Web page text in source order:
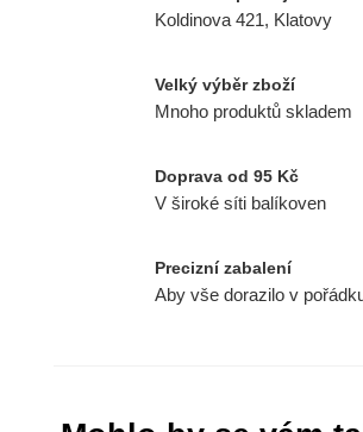
Koldinova 421, Klatovy
Velký výběr zboží
Mnoho produktů skladem
Doprava od 95 Kč
V široké síti balíkoven
Precizní zabalení
Aby vše dorazilo v